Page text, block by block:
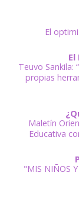
El
Teuvo Sankila:
propias
Maletín
Educativa
"MIS NIÑOS